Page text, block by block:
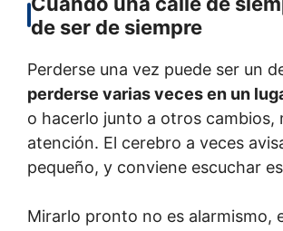
de ser de siempre
Perderse una vez puede ser un
perderse varias veces en un
o hacerlo junto a otros cambios,
atención. El cerebro a veces
pequeño, y conviene escuchar
Mirarlo pronto no es alarmismo,